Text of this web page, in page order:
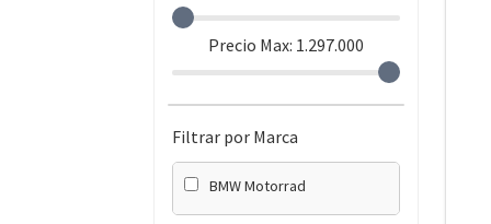
Precio Max: 1.297.000
Filtrar por Marca
BMW Motorrad